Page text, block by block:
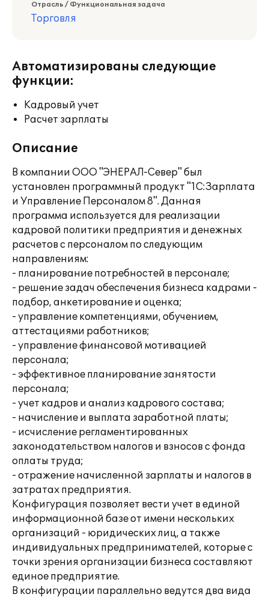
Отрасль / Функциональная задача
Торговля
Автоматизированы следующие
функции:
Кадровый учет
Расчет зарплаты
Описание
В компании ООО "ЭНЕРАЛ-Север" был
установлен программный продукт "1С:Зарплата
и Управление Персоналом 8". Данная
программа используется для реализации
кадровой политики предприятия и денежных
расчетов с персоналом по следующим
направлениям:
- планирование потребностей в персонале;
- решение задач обеспечения бизнеса кадрами -
подбор, анкетирование и оценка;
- управление компетенциями, обучением,
аттестациями работников;
- управление финансовой мотивацией
персонала;
- эффективное планирование занятости
персонала;
- учет кадров и анализ кадрового состава;
- начисление и выплата заработной платы;
- исчисление регламентированных
законодательством налогов и взносов с фонда
оплаты труда;
- отражение начисленной зарплаты и налогов в
затратах предприятия.
Конфигурация позволяет вести учет в единой
информационной базе от имени нескольких
организаций - юридических лиц, а также
индивидуальных предпринимателей, которые с
точки зрения организации бизнеса составляют
единое предприятие.
В конфигурации параллельно ведутся два вида